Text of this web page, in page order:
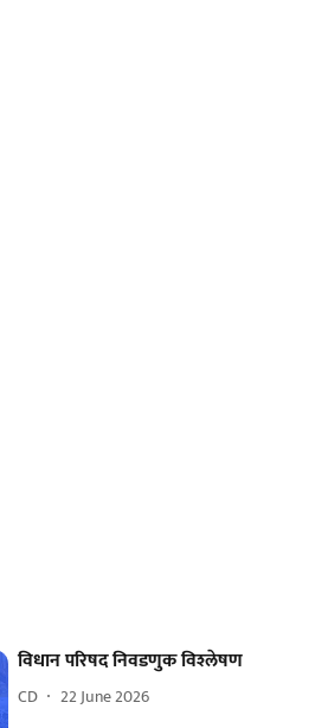
विधान परिषद निवडणुक विश्‍लेषण
CD 22 June 2026